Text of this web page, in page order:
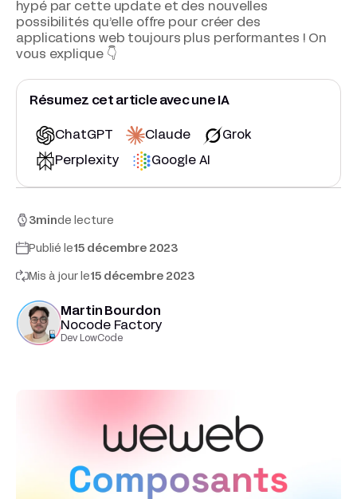
hypé par cette update et des nouvelles
possibilités qu’elle offre pour créer des
applications web toujours plus performantes ! On
vous explique 👇
Résumez cet article avec une IA
ChatGPT Claude Grok
Perplexity Google AI
3minde lecture
Publié le15 décembre 2023
Mis à jour le15 décembre 2023
Martin Bourdon
Nocode Factory
Dev LowCode